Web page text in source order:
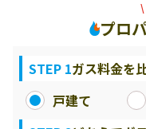
\
プロ
STEP 1ガス料金を
戸建て